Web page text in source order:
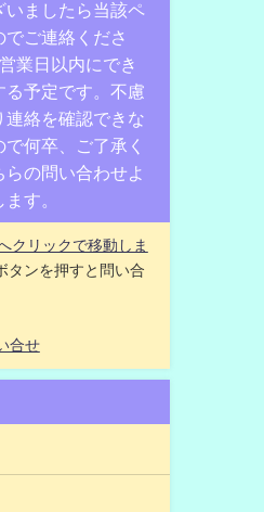
いましたら当該ペ
ご連絡くださ
業日以内にでき
る予定です。不慮
連絡を確認できな
何卒、ご了承く
の問い合わせよ
す。
クリックで移動しま
タンを押すと問い合
合せ